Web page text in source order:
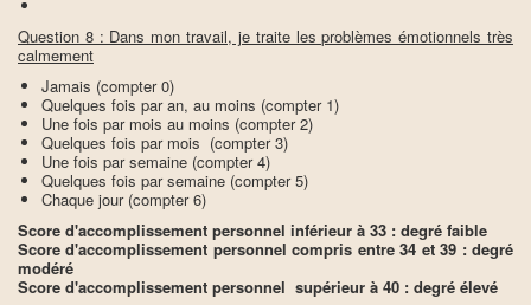
Question 8 : Dans mon travail, je traite les problèmes émotionnels très
calmement
Jamais (compter 0)
Quelques fois par an, au moins (compter 1)
Une fois par mois au moins (compter 2)
Quelques fois par mois (compter 3)
Une fois par semaine (compter 4)
Quelques fois par semaine (compter 5)
Chaque jour (compter 6)
Score d'accomplissement personnel inférieur à 33 : degré faible
Score d'accomplissement personnel compris entre 34 et 39 : degré
modéré
Score d'accomplissement personnel supérieur à 40 : degré élevé